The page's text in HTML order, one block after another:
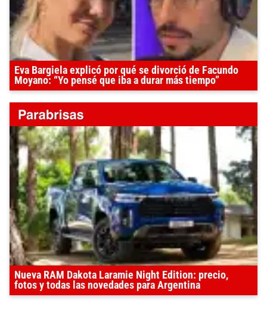
Eva Bargiela explicó por qué se divorció de Facundo
Moyano: “Yo pensé que iba a durar más tiempo”
Nueva RAM Dakota Laramie Night Edition: precio,
fotos y todas las novedades para Argentina